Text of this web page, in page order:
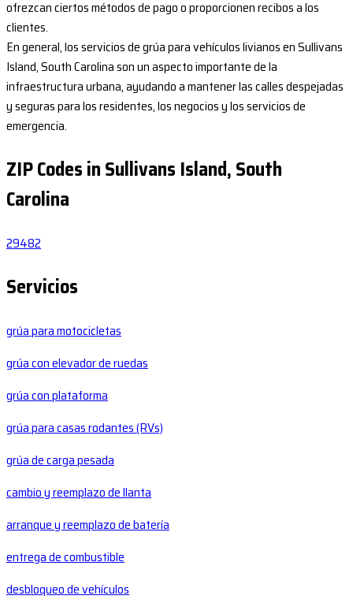
ofrezcan ciertos métodos de pago o proporcionen recibos a los
clientes.
En general, los servicios de grúa para vehículos livianos en Sullivans
Island, South Carolina son un aspecto importante de la
infraestructura urbana, ayudando a mantener las calles despejadas
y seguras para los residentes, los negocios y los servicios de
emergencia.
ZIP Codes in Sullivans Island, South
Carolina
29482
Servicios
grúa para motocicletas
grúa con elevador de ruedas
grúa con plataforma
grúa para casas rodantes (RVs)
grúa de carga pesada
cambio y reemplazo de llanta
arranque y reemplazo de batería
entrega de combustible
desbloqueo de vehículos